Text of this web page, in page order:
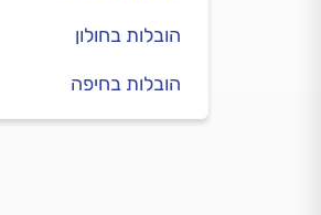
הובלות בחולון
הובלות בחיפה